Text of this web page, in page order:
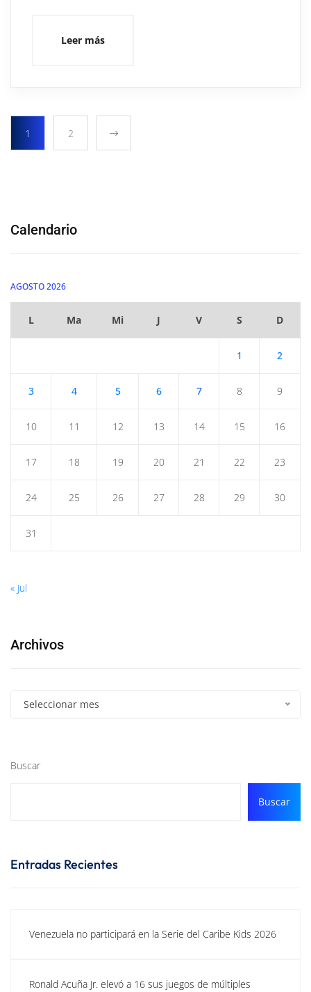
Leer más
1 2
Calendario
AGOSTO 2026
L Ma Mi J V S D
1 2
3 4 5 6 7 8 9
10 11 12 13 14 15 16
17 18 19 20 21 22 23
24 25 26 27 28 29 30
31
« Jul
Archivos
Seleccionar mes
Buscar
Buscar
Entradas Recientes
Venezuela no participará en la Serie del Caribe Kids 2026
Ronald Acuña Jr. elevó a 16 sus juegos de múltiples